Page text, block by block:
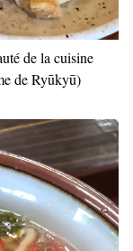
de la cuisine
de Ryūkyū)